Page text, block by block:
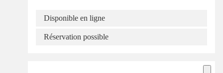
Disponible en ligne
Réservation possible